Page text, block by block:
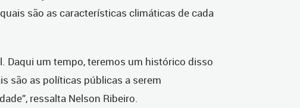
são as características climáticas de cada
Daqui um tempo, teremos um histórico disso
são as políticas públicas a serem
ressalta Nelson Ribeiro.